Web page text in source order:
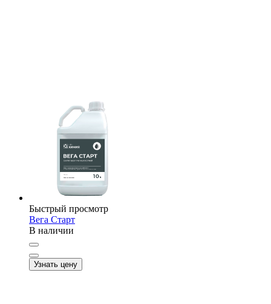
Быстрый просмотр
Вега Старт
В наличии
Узнать цену